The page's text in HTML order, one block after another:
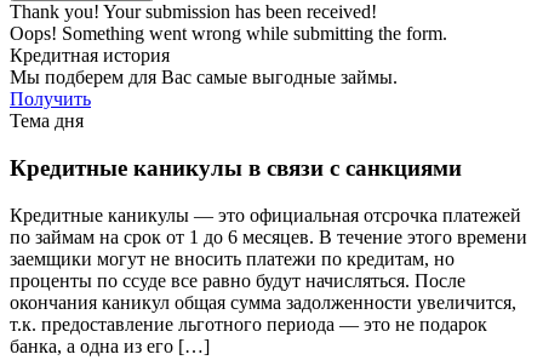
Thank you! Your submission has been received!
Oops! Something went wrong while submitting the form.
Кредитная история
Мы подберем для Вас самые выгодные займы.
Получить
Тема дня
Кредитные каникулы в связи с санкциями
Кредитные каникулы — это официальная отсрочка платежей
по займам на срок от 1 до 6 месяцев. В течение этого времени
заемщики могут не вносить платежи по кредитам, но
проценты по ссуде все равно будут начисляться. После
окончания каникул общая сумма задолженности увеличится,
т.к. предоставление льготного периода — это не подарок
банка, а одна из его […]